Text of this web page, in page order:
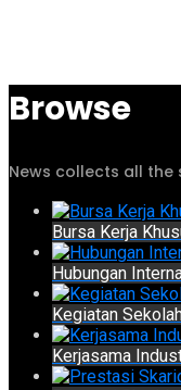
Browse
News collects all
Bursa Kerja
Hubungan
Kegiatan
Kerjasama